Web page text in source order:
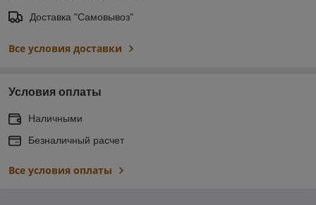
Доставка "Самовывоз"
Все условия доставки
Условия оплаты
Наличными
Безналичный расчет
Все условия оплаты